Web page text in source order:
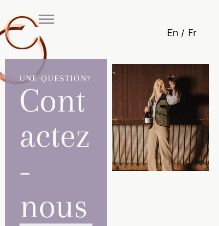
En Fr
UNE QUESTION?
Cont
actez
-
nous